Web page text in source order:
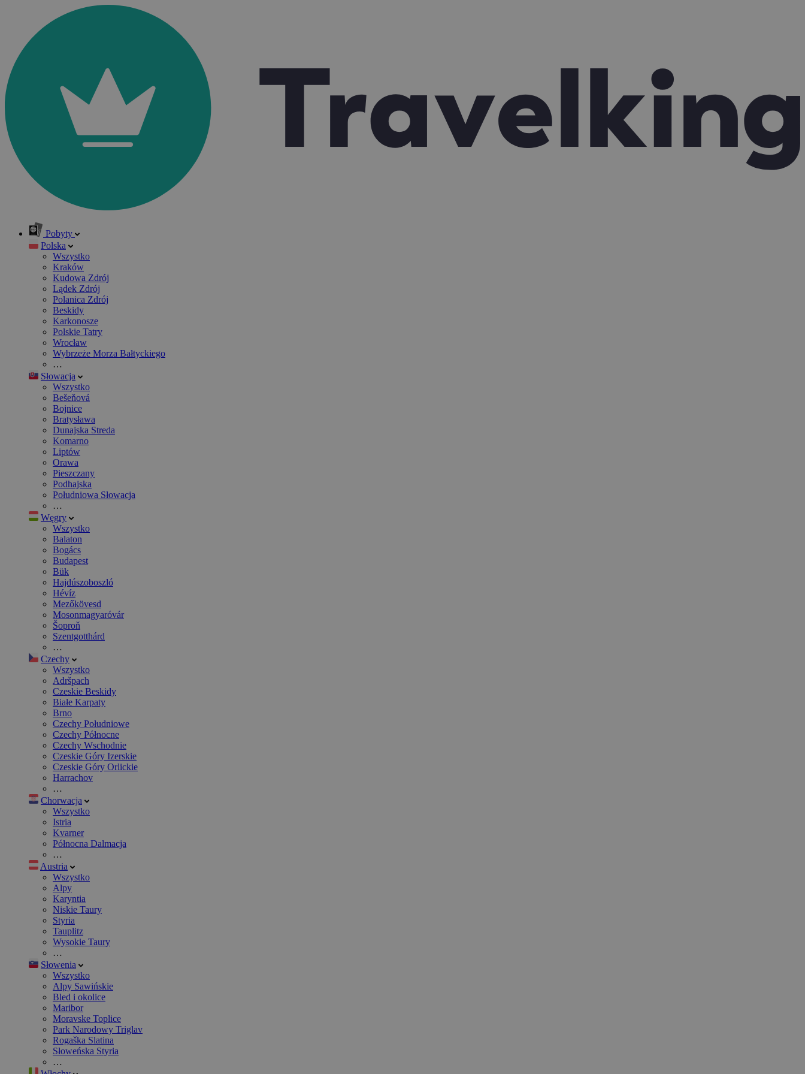
Pobyty
Polska
Wszystko
Kraków
Kudowa Zdrój
Lądek Zdrój
Polanica Zdrój
Beskidy
Karkonosze
Polskie Tatry
Wrocław
Wybrzeże Morza Bałtyckiego
…
Słowacja
Wszystko
Bešeňová
Bojnice
Bratysława
Dunajska Streda
Komarno
Liptów
Orawa
Pieszczany
Podhajska
Południowa Słowacja
…
Węgry
Wszystko
Balaton
Bogács
Budapest
Bük
Hajdúszoboszló
Hévíz
Mezőkövesd
Mosonmagyaróvár
Šoproň
Szentgotthárd
…
Czechy
Wszystko
Adršpach
Czeskie Beskidy
Białe Karpaty
Brno
Czechy Południowe
Czechy Północne
Czechy Wschodnie
Czeskie Góry Izerskie
Czeskie Góry Orlickie
Harrachov
…
Chorwacja
Wszystko
Istria
Kvarner
Północna Dalmacja
…
Austria
Wszystko
Alpy
Karyntia
Niskie Taury
Styria
Tauplitz
Wysokie Taury
…
Słowenia
Wszystko
Alpy Sawińskie
Bled i okolice
Maribor
Moravske Toplice
Park Narodowy Triglav
Rogaška Slatina
Słoweńska Styria
…